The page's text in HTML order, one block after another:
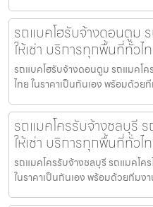
รถแบคโฮรับจ้างดอนตูม
ให้เช่า บริการทุกพื้นที่ทั่วไ
รถแบคโฮรับจ้างดอนตูม รถแมคโค
ไทย ในราคาเป็นกันเอง พร้อมด้ว
รถแมคโครรับจ้างชลบุรี
ให้เช่า บริการทุกพื้นที่ทั่วไ
รถแมคโครรับจ้างชลบุรี รถแมคโค
ในราคาเป็นกันเอง พร้อมด้วยทีมง